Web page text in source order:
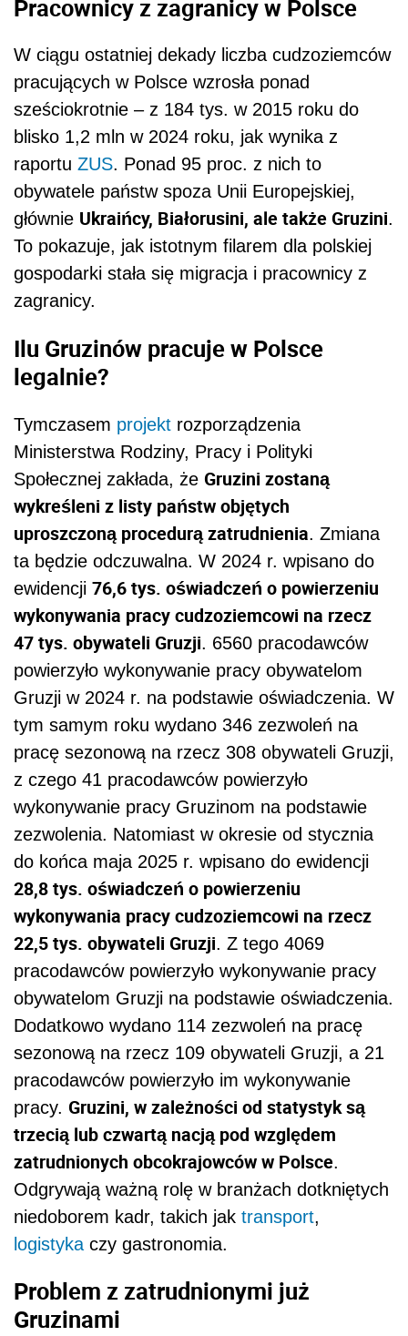
Pracownicy z zagranicy w Polsce
W ciągu ostatniej dekady liczba cudzoziemców
pracujących w Polsce wzrosła ponad
sześciokrotnie – z 184 tys. w 2015 roku do
blisko 1,2 mln w 2024 roku, jak wynika z
raportu ZUS. Ponad 95 proc. z nich to
obywatele państw spoza Unii Europejskiej,
głównie Ukraińcy, Białorusini, ale także Gruzini.
To pokazuje, jak istotnym filarem dla polskiej
gospodarki stała się migracja i pracownicy z
zagranicy.
Ilu Gruzinów pracuje w Polsce
legalnie?
Tymczasem projekt rozporządzenia
Ministerstwa Rodziny, Pracy i Polityki
Społecznej zakłada, że Gruzini zostaną
wykreśleni z listy państw objętych
uproszczoną procedurą zatrudnienia. Zmiana
ta będzie odczuwalna. W 2024 r. wpisano do
ewidencji 76,6 tys. oświadczeń o powierzeniu
wykonywania pracy cudzoziemcowi na rzecz
47 tys. obywateli Gruzji. 6560 pracodawców
powierzyło wykonywanie pracy obywatelom
Gruzji w 2024 r. na podstawie oświadczenia. W
tym samym roku wydano 346 zezwoleń na
pracę sezonową na rzecz 308 obywateli Gruzji,
z czego 41 pracodawców powierzyło
wykonywanie pracy Gruzinom na podstawie
zezwolenia. Natomiast w okresie od stycznia
do końca maja 2025 r. wpisano do ewidencji
28,8 tys. oświadczeń o powierzeniu
wykonywania pracy cudzoziemcowi na rzecz
22,5 tys. obywateli Gruzji. Z tego 4069
pracodawców powierzyło wykonywanie pracy
obywatelom Gruzji na podstawie oświadczenia.
Dodatkowo wydano 114 zezwoleń na pracę
sezonową na rzecz 109 obywateli Gruzji, a 21
pracodawców powierzyło im wykonywanie
pracy. Gruzini, w zależności od statystyk są
trzecią lub czwartą nacją pod względem
zatrudnionych obcokrajowców w Polsce.
Odgrywają ważną rolę w branżach dotkniętych
niedoborem kadr, takich jak transport,
logistyka czy gastronomia.
Problem z zatrudnionymi już
Gruzinami